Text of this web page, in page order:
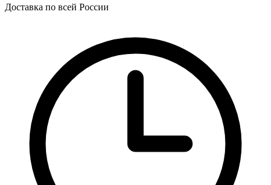
Доставка по всей России